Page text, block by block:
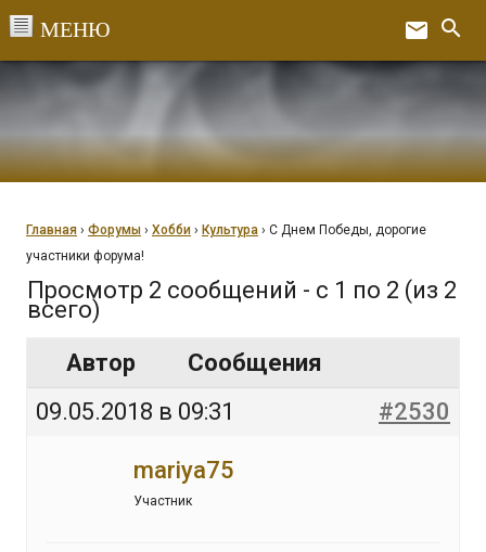
email search
Главная › Форумы › Хобби › Культура › С Днем Победы, дорогие
участники форума!
Просмотр 2 сообщений - с 1 по 2 (из 2
всего)
Автор
Сообщения
09.05.2018 в 09:31
#2530
mariya75
Участник